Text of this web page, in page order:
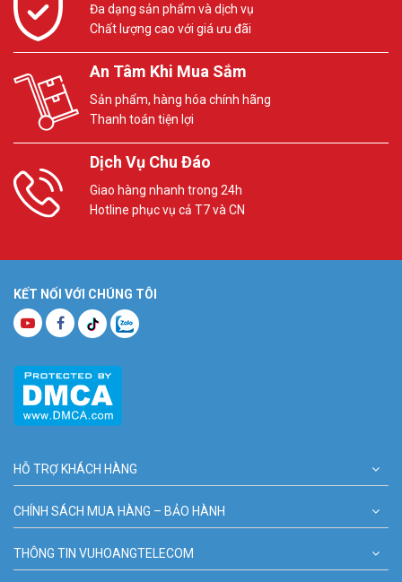
Đa dạng sản phẩm và dịch vụ
Chất lượng cao với giá ưu đãi
An Tâm Khi Mua Sắm
Sản phẩm, hàng hóa chính hãng
Thanh toán tiện lợi
Dịch Vụ Chu Đáo
Giao hàng nhanh trong 24h
Hotline phục vụ cả T7 và CN
KẾT NỐI VỚI CHÚNG TÔI
HỖ TRỢ KHÁCH HÀNG
CHÍNH SÁCH MUA HÀNG – BẢO HÀNH
THÔNG TIN VUHOANGTELECOM